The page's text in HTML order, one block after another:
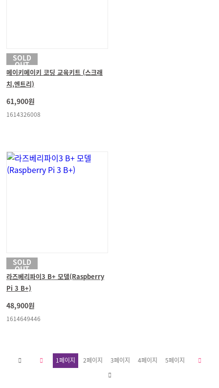
SOLD
OUT
메이키메이키 코딩 교육키트 (스크래
치,엔트리)
61,900원
1614326008
SOLD
OUT
라즈베리파이3 B+ 모델(Raspberry
Pi 3 B+)
48,900원
1614649446
1페이지 2페이지 3페이지 4페이지 5페이지